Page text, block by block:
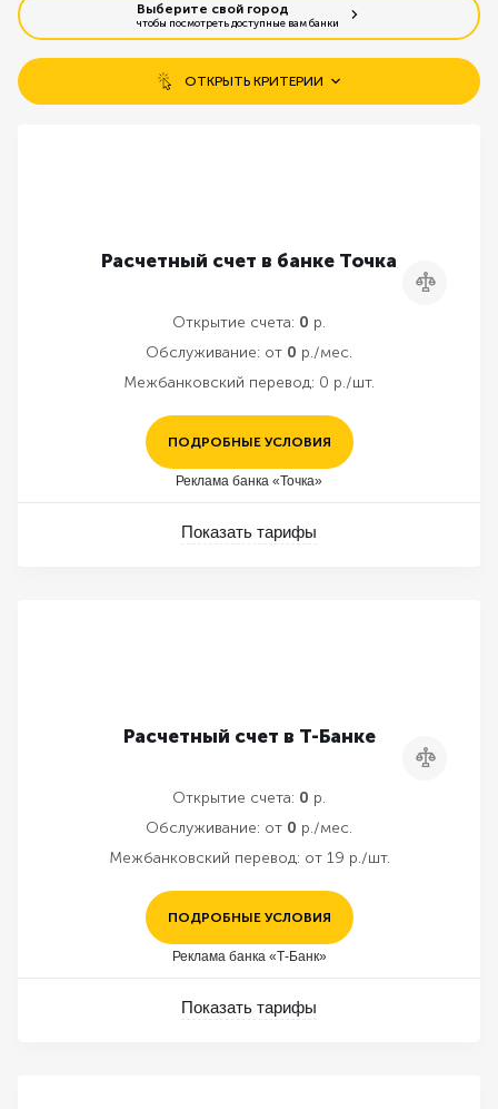
Выберите свой город
чтобы посмотреть доступные вам банки
ОТКРЫТЬ КРИТЕРИИ
Расчетный счет в банке Точка
Сравнить
Открытие счета: 0 р.
Обслуживание: от 0 р./мес.
Межбанковский перевод: 0 р./шт.
ПОДРОБНЫЕ УСЛОВИЯ
Реклама банка «Точка»
Показать тарифы
Расчетный счет в Т-Банке
Сравнить
Открытие счета: 0 р.
Обслуживание: от 0 р./мес.
Межбанковский перевод: от 19 р./шт.
ПОДРОБНЫЕ УСЛОВИЯ
Реклама банка «Т-Банк»
Показать тарифы